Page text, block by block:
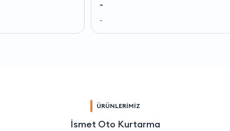
ÜRÜNLERİMİZ
İsmet Oto Kurtarma